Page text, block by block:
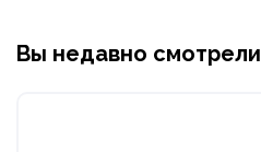
Вы недавно смотрели